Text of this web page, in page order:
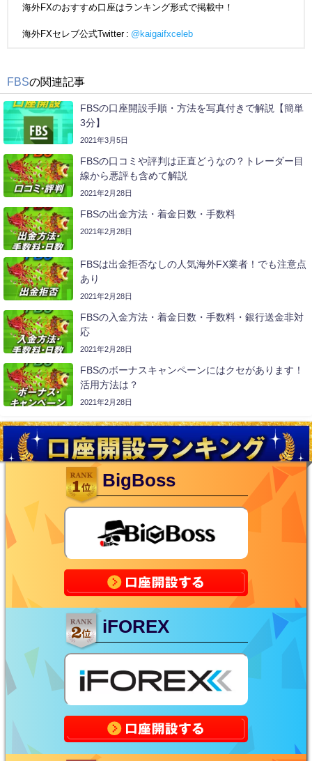
海外FXのおすすめ口座はランキング形式で掲載中！
海外FXセレブ公式Twitter : @kaigaifxceleb
FBSの関連記事
FBSの口座開設手順・方法を写真付きで解説【簡単
3分】
2021年3月5日
FBSの口コミや評判は正直どうなの？トレーダー目
線から悪評も含めて解説
2021年2月28日
FBSの出金方法・着金日数・手数料
2021年2月28日
FBSは出金拒否なしの人気海外FX業者！でも注意点
あり
2021年2月28日
FBSの入金方法・着金日数・手数料・銀行送金非対
応
2021年2月28日
FBSのボーナスキャンペーンにはクセがあります！
活用方法は？
2021年2月28日
BigBoss
iFOREX